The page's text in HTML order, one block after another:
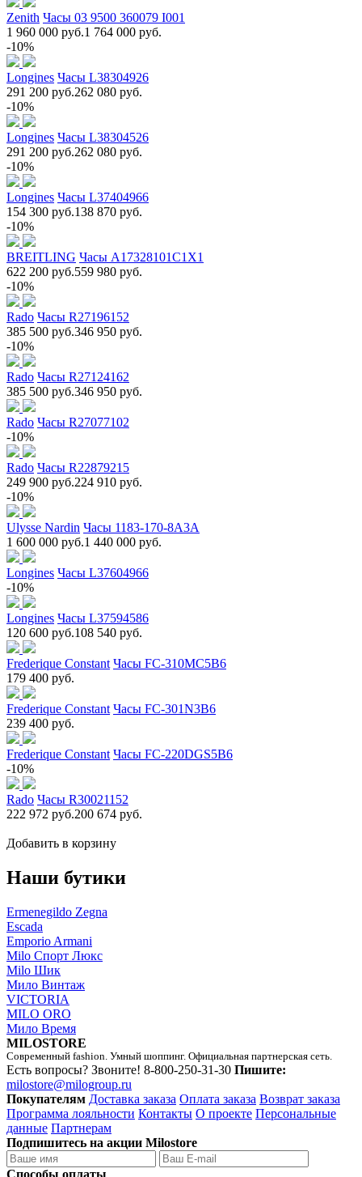
Zenith Часы 03 9500 360079 I001
1 960 000 руб.1 764 000 руб.
-10%
Longines Часы L38304926
291 200 руб.262 080 руб.
-10%
Longines Часы L38304526
291 200 руб.262 080 руб.
-10%
Longines Часы L37404966
154 300 руб.138 870 руб.
-10%
BREITLING Часы A17328101C1X1
622 200 руб.559 980 руб.
-10%
Rado Часы R27196152
385 500 руб.346 950 руб.
-10%
Rado Часы R27124162
385 500 руб.346 950 руб.
Rado Часы R27077102
-10%
Rado Часы R22879215
249 900 руб.224 910 руб.
-10%
Ulysse Nardin Часы 1183-170-8A3A
1 600 000 руб.1 440 000 руб.
Longines Часы L37604966
-10%
Longines Часы L37594586
120 600 руб.108 540 руб.
Frederique Constant Часы FC-310MC5B6
179 400 руб.
Frederique Constant Часы FC-301N3B6
239 400 руб.
Frederique Constant Часы FC-220DGS5B6
-10%
Rado Часы R30021152
222 972 руб.200 674 руб.
Добавить в корзину
Наши бутики
Ermenegildo Zegna
Escada
Emporio Armani
Milo Спорт Люкс
Milo Шик
Мило Винтаж
VICTORIA
MILO ORO
Мило Время
MILOSTORE
Современный fashion. Умный шоппинг. Официальная партнерская сеть.
Есть вопросы? Звоните! 8-800-250-31-30 Пишите:
milostore@milogroup.ru
Покупателям Доставка заказа Оплата заказа Возврат заказа
Программа лояльности Контакты О проекте Персональные
данные Партнерам
Подпишитесь на акции Milostore
Способы оплаты